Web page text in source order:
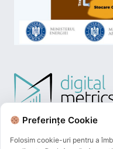
Preferințe Cookie
Folosim cookie-uri pentru a